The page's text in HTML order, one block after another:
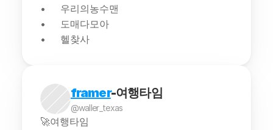
우리의농수맨
도매다모아
헬찾사
framer-여행타임
@waller_texas
🚀여행타임